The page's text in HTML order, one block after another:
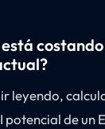
leyendo,
potencial de un